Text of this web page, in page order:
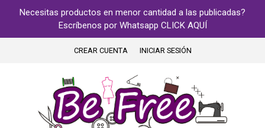
Necesitas productos en menor cantidad a las publicadas?
Escríbenos por Whatsapp CLICK AQUÍ
CREAR CUENTA INICIAR SESIÓN